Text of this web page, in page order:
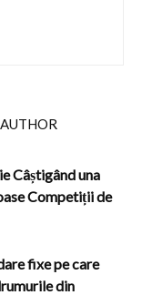
Câștigând una
Competiții de
fixe pe care
din